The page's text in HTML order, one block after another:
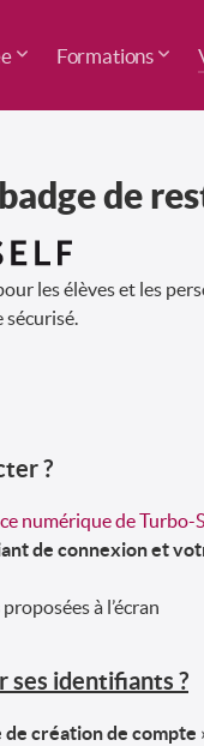
Formations
de
les élèves et les
?
numérique de Turbo-
de connexion et
proposées à l’écran
ses identifiants ?
de création de compte